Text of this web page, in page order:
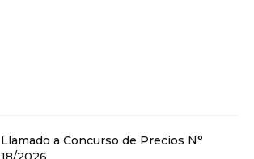
Llamado a Concurso de Precios N°